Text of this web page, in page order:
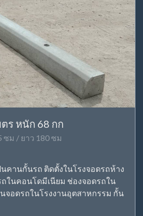
ตร หนัก 68 กก
ซม / ยาว 180 ซม
นคานกั้นรถ ติดตั้งในโรงจอดรถห้าง
ในคอนโดมีเนียม ช่องจอดรถใน
จอดรถในโรงงานอุตสาหกรรม กั้น